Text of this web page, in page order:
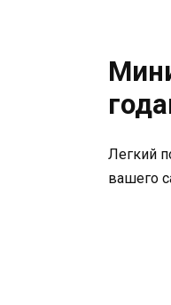
Легкий
вашего